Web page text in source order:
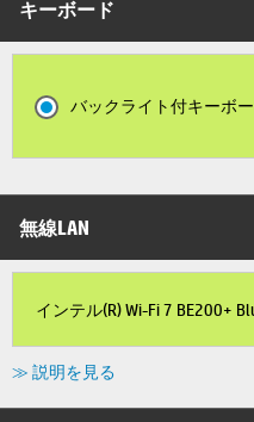
キーボード
バックライト付キーボ
無線LAN
インテル(R) Wi-Fi 7 BE200+
≫ 説明を見る